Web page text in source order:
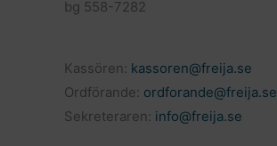
bg 558-7282
Kassören: kassoren@freija.se
Ordförande: ordforande@freija.se
Sekreteraren: info@freija.se